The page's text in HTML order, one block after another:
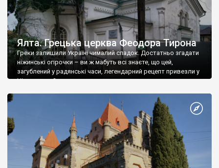
Ялта. Грецька церква Феодора Тирона
Греки залишили Україні чималий спадок. Достатньо згадати
ніжинські огірочки – ви ж мабуть всі знаєте, що цей,
загублений у радянські часи, легендарний рецепт привезли у
Ніжин греки?